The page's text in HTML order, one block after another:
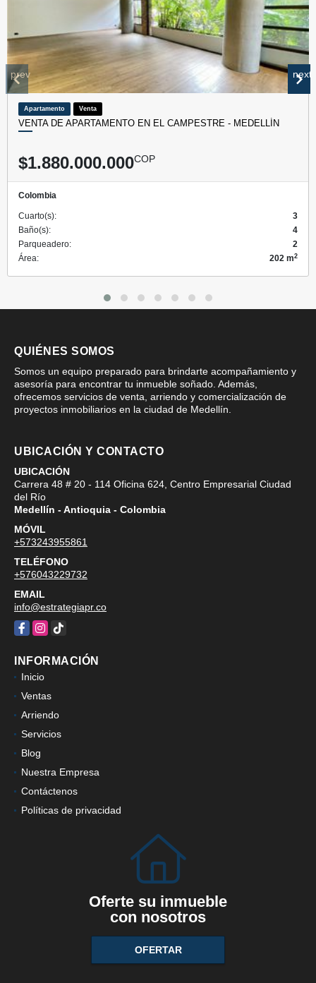
Apartamento Venta
VENTA DE APARTAMENTO EN EL CAMPESTRE - MEDELLÍN
$1.880.000.000COP
Colombia
Cuarto(s):
3
Baño(s):
4
Parqueadero:
2
Área:
202 m2
prev next
QUIÉNES SOMOS
Somos un equipo preparado para brindarte acompañamiento y
asesoría para encontrar tu inmueble soñado. Además,
ofrecemos servicios de venta, arriendo y comercialización de
proyectos inmobiliarios en la ciudad de Medellín.
UBICACIÓN Y CONTACTO
UBICACIÓN
Carrera 48 # 20 - 114 Oficina 624, Centro Empresarial Ciudad
del Río
Medellín - Antioquia - Colombia
MÓVIL
+573243955861
TELÉFONO
+576043229732
EMAIL
info@estrategiapr.co
Facebook
Instagram
TikTok
INFORMACIÓN
Inicio
Ventas
Arriendo
Servicios
Blog
Nuestra Empresa
Contáctenos
Políticas de privacidad
Oferte su inmueble
con nosotros
OFERTAR